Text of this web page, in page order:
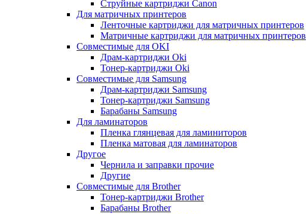
Струйные картриджи Canon
Для матричных принтеров
Ленточные картриджи для матричных принтеров
Матричные картриджи для матричных принтеров
Совместимые для OKI
Драм-картриджи Oki
Тонер-картриджи Oki
Совместимые для Samsung
Драм-картриджи Samsung
Тонер-картриджи Samsung
Барабаны Samsung
Для ламинаторов
Пленка глянцевая для ламиниторов
Пленка матовая для ламинаторов
Другое
Чернила и заправки прочие
Другие
Совместимые для Brother
Тонер-картриджи Brother
Барабаны Brother